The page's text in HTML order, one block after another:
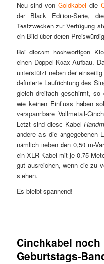
Neu sind vonGoldkabel die
der Black Edition-Serie,
Testzwecken zur Verfügung
ein Bild über deren
Bei diesem hochwertigen
einen Doppel-Koax-Aufbau.
unterstützt neben der
definierte Laufrichtung des
gleich dreifach geschirmt,
wie keinen Einfluss haben
verspannbare Vollmetall-
Letzt sind diese Kabel
andere als die angegebenen
nämlich neben den 0,50 m-
ein XLR-Kabel mit je 0,75
gut ausreichen, wenn die zu
stehen.
Es bleibt spannend!
Cinchkabel noch
Geburtstags-